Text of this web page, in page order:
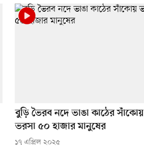
বুড়ি ভৈরব নদে ভাঙা কাঠের সাঁকোয়
ভরসা ৫০ হাজার মানুষের
১৭ এপ্রিল ২০২৫